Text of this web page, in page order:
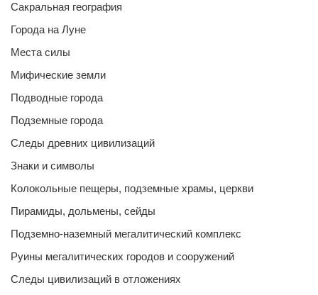
Сакральная география
Города на Луне
Места силы
Мифические земли
Подводные города
Подземные города
Следы древних цивилизаций
Знаки и символы
Колокольные пещеры, подземные храмы, церкви
Пирамиды, дольмены, сейды
Подземно-наземный мегалитический комплекс
Руины мегалитических городов и сооружений
Следы цивилизаций в отложениях